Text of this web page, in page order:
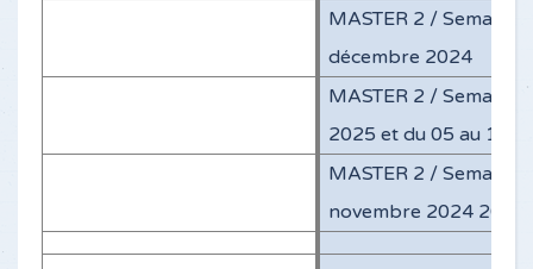
MASTER 2 /
décembre 2024
MASTER 2 /
2025 et du 05 au 10
MASTER 2 /
novembre 2024 2024